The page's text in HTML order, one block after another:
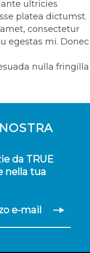
ultricies
platea dictumst.
consectetur
egestas mi. Donec
nulla fringilla
da TRUE
nella tua
e-mail